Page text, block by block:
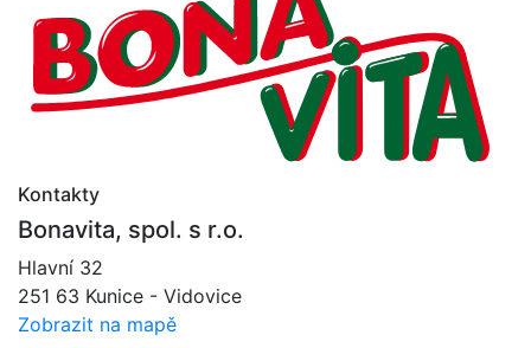
Kontakty
Bonavita, spol. s r.o.
Hlavní 32
251 63 Kunice - Vidovice
Zobrazit na mapě